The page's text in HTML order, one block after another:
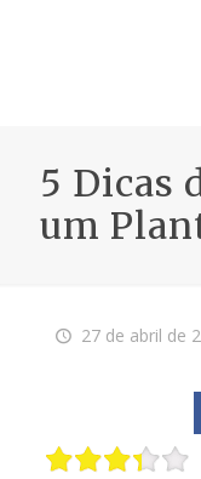
5 Dicas
um
27 de abril de